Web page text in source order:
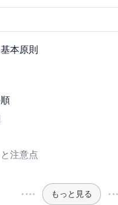
本原則
注意点
もっと見る